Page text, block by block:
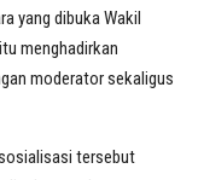
yang dibuka Wakil
menghadirkan
moderator sekaligus
tersebut